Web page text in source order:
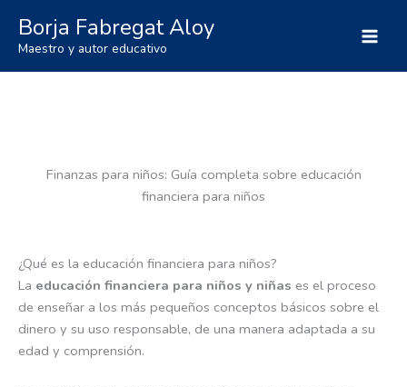
contenido
Borja Fabregat Aloy
Maestro y autor educativo
Finanzas para niños: Guía completa sobre educación
financiera para niños
¿Qué es la educación financiera para niños?
La educación financiera para niños y niñas es el proceso
de enseñar a los más pequeños conceptos básicos sobre el
dinero y su uso responsable, de una manera adaptada a su
edad y comprensión.